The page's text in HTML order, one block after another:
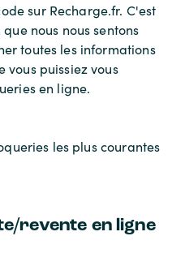
sur Recharge.fr. C'est
nous nous sentons
toutes les informations
vous puissiez vous
en ligne.
les plus courantes
revente en ligne